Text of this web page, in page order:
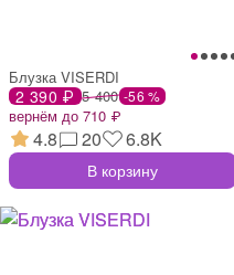
Блузка VISERDI
2 390 ₽ 5 400 -56 %
вернём до 710 ₽
4.8 20 6.8K
В корзину